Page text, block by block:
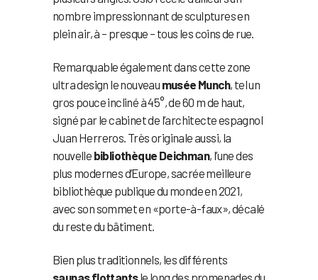
nombre impressionnant de sculptures en
plein air, à – presque – tous les coins de rue.
Remarquable également dans cette zone
ultra design le nouveau musée Munch, tel un
gros pouce incliné à 45°, de 60 m de haut,
signé par le cabinet de l’architecte espagnol
Juan Herreros. Très originale aussi, la
nouvelle bibliothèque Deichman, l’une des
plus modernes d’Europe, sacrée meilleure
bibliothèque publique du monde en 2021,
avec son sommet en «porte-à-faux», décalé
du reste du bâtiment.
Bien plus traditionnels, les différents
saunas flottantsle long des promenades du